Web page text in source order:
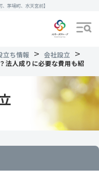
橋、人形町、茅場町、水天宮前】
立ち情報 > 会社設立 >
法人成りに必要な費用も紹